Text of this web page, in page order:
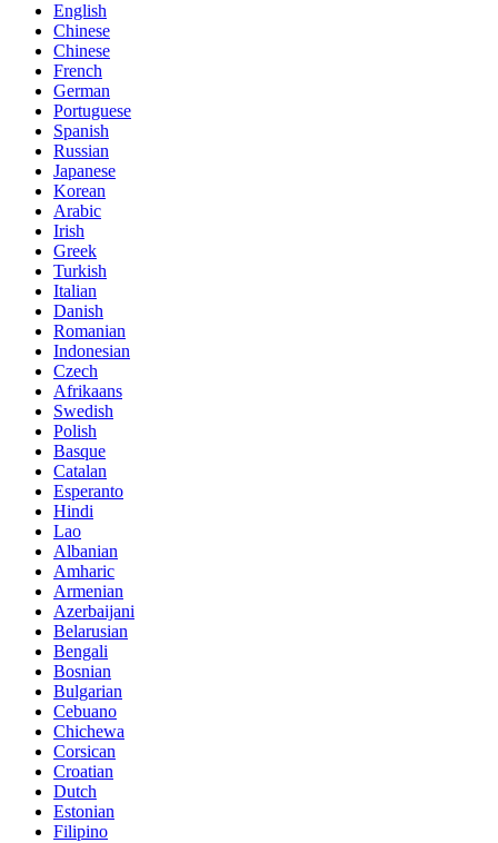
English
Chinese
Chinese
French
German
Portuguese
Spanish
Russian
Japanese
Korean
Arabic
Irish
Greek
Turkish
Italian
Danish
Romanian
Indonesian
Czech
Afrikaans
Swedish
Polish
Basque
Catalan
Esperanto
Hindi
Lao
Albanian
Amharic
Armenian
Azerbaijani
Belarusian
Bengali
Bosnian
Bulgarian
Cebuano
Chichewa
Corsican
Croatian
Dutch
Estonian
Filipino